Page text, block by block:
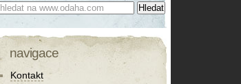
Co hledat:
navigace
Kontakt